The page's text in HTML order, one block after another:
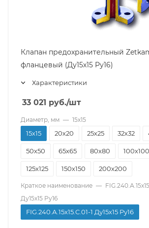
Клапан предохранительный
фланцевый (Ду15х15 Pу16)
Характеристики
33 021 руб./шт
Диаметр, мм — 15х15
15х15 20х20 25х25 32х32
50х50 65х65 80х80 100х100
125х125 150х150 200х200
Краткое наименование —
Ду15х15 Pу16
FIG.240.А.15х15.C.01-1 Ду15х15 Pу16